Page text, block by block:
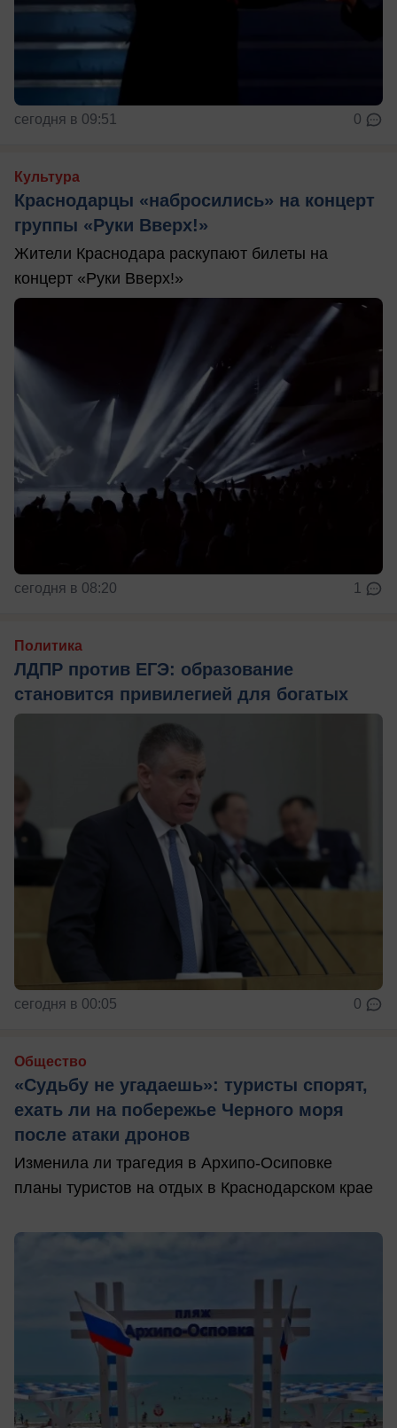
сегодня в 09:51 0
Культура
Краснодарцы «набросились» на концерт
группы «Руки Вверх!»
Жители Краснодара раскупают билеты на
концерт «Руки Вверх!»
сегодня в 08:20 1
Политика
ЛДПР против ЕГЭ: образование
становится привилегией для богатых
сегодня в 00:05 0
Общество
«Судьбу не угадаешь»: туристы спорят,
ехать ли на побережье Черного моря
после атаки дронов
Изменила ли трагедия в Архипо-Осиповке
планы туристов на отдых в Краснодарском крае